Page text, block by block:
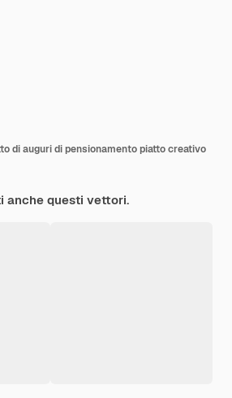
di auguri di pensionamento piatto creativo
anche questi vettori.